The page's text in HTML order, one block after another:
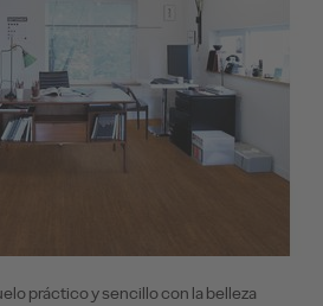
práctico y sencillo con la belleza